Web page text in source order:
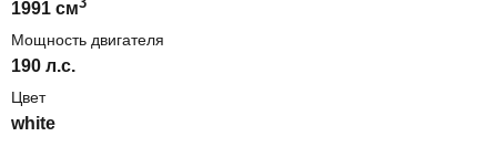
1991 cм
Мощность двигателя
190 л.с.
Цвет
white